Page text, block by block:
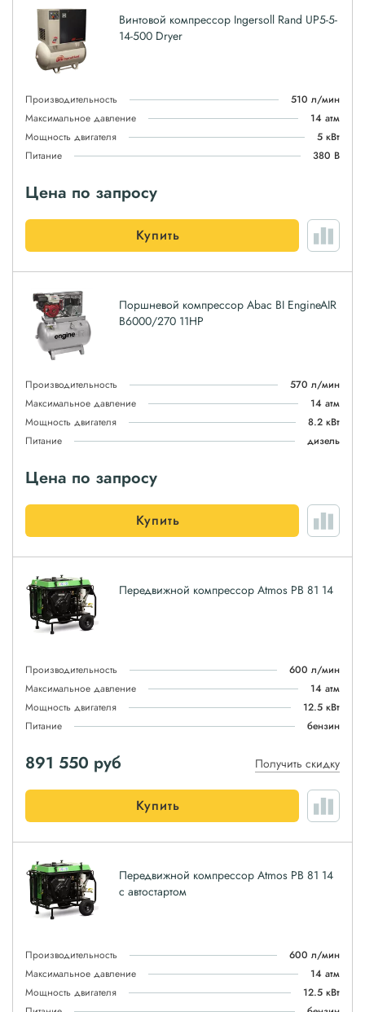
Винтовой компрессор Ingersoll Rand UP5-5-
14-500 Dryer
Производительность
510 л/мин
Максимальное давление
14 атм
Мощность двигателя
5 кВт
Питание
380 В
Цена по запросу
Купить
Поршневой компрессор Abac BI EngineAIR
B6000/270 11HP
Производительность
570 л/мин
Максимальное давление
14 атм
Мощность двигателя
8.2 кВт
Питание
дизель
Цена по запросу
Купить
Передвижной компрессор Atmos PB 81 14
Производительность
600 л/мин
Максимальное давление
14 атм
Мощность двигателя
12.5 кВт
Питание
бензин
891 550 руб Получить скидку
Купить
Передвижной компрессор Atmos PB 81 14
с автостартом
Производительность
600 л/мин
Максимальное давление
14 атм
Мощность двигателя
12.5 кВт